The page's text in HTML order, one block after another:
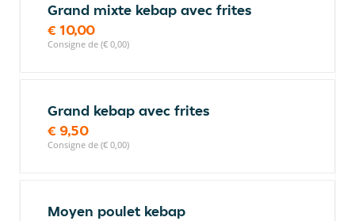
Grand mixte kebap avec frites
€ 10,00
Consigne de (€ 0,00)
Grand kebap avec frites
€ 9,50
Consigne de (€ 0,00)
Moyen poulet kebap